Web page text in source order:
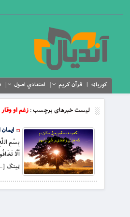
کورپاڼه قرآن کریم اعتقادي اصول
لیست خبرهای برچسب :زغم او وقار
بِسْمِ
ټينګ